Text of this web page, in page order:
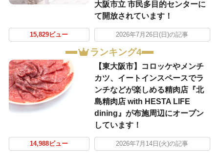
大阪市立 市民多目的センターに
て開放されています！
15,829ビュー 2026年7月26日(日)の記事
ランキング4
【東大阪市】コロッケやメンチ
カツ、イートインスペースでラ
ンチなどが楽しめる精肉店『北
島精肉店 with HESTA LIFE
dining』が布施周辺にオープン
しています！
14,988ビュー 2026年7月14日(火)の記事